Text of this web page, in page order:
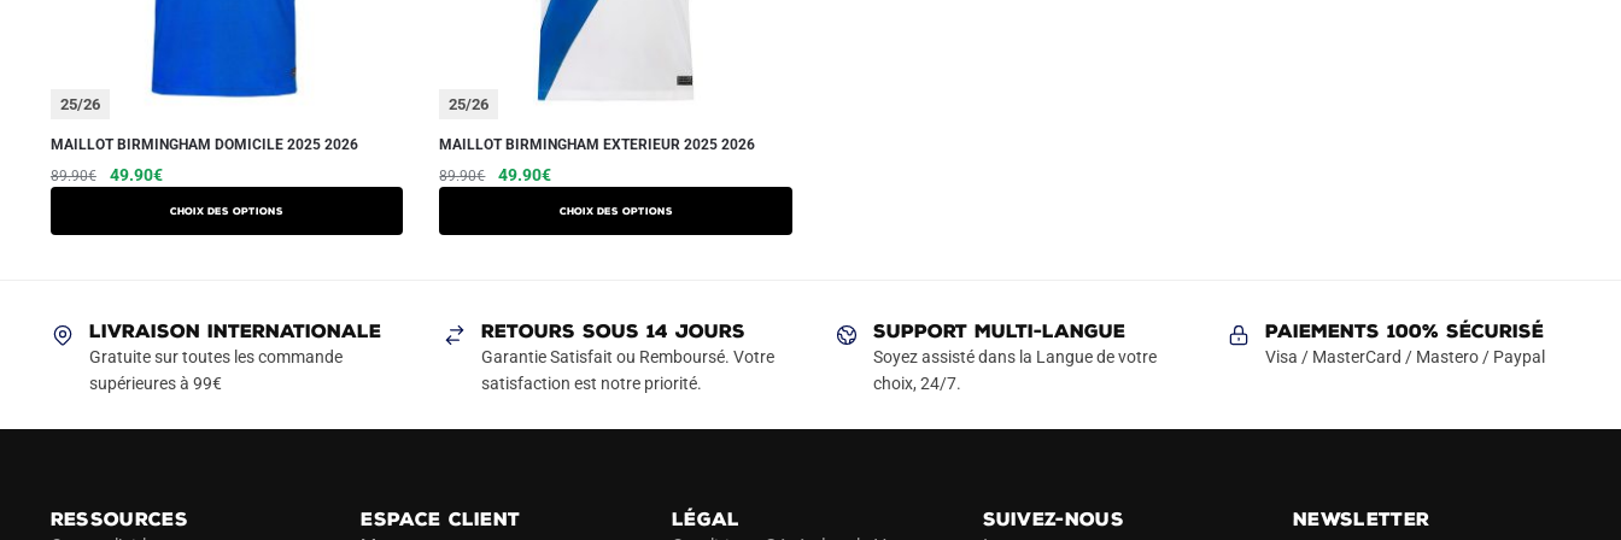
25/26
MAILLOT BIRMINGHAM DOMICILE 2025 2026
89.90€
Le
49.90€Le
Choix des options
Ce
produit
a
Les
options
peuvent
page
25/26
MAILLOT BIRMINGHAM EXTERIEUR 2025 2026
89.90€
Le
49.90€Le
Choix des options
Ce
produit
a
Les
options
peuvent
LIVRAISON INTERNATIONALE
Gratuite sur toutes les commande
supérieures à 99€
RETOURS SOUS 14 JOURS
Garantie Satisfait ou Remboursé. Votre
satisfaction est notre priorité.
SUPPORT MULTI-LANGUE
Soyez assisté dans la Langue de votre
choix, 24/7.
Paiements 100% Sécurisé
Visa / MasterCard / Mastero / Paypal
RESSOURCES
ESPACE CLIENT
LÉGAL
SUIVEZ-NOUS
NEWSLETTER